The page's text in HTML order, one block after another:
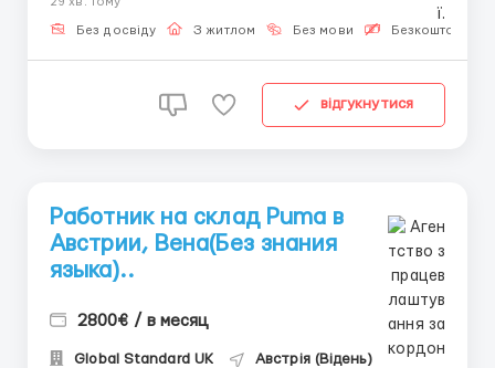
европейский портал по трудоустройству.
Консультант на этом сайте является прямым
Без досвіду З житлом Без мови Безкоштовна
відгукнутися
Работник на склад Puma в
Австрии, Вена(Без знания
языка)..
2800€ / в месяц
Global Standard UK Австрія (Відень)